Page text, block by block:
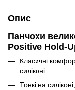
Опис
Панчохи
Positive Hold-
Класичні
силіконі.
Тонкі на